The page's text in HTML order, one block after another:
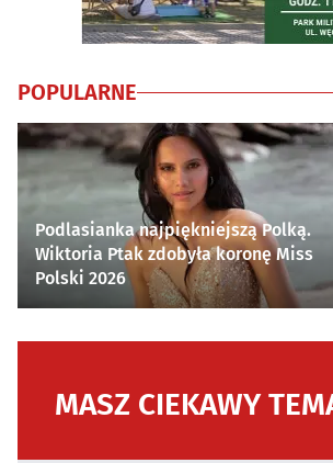
POPULARNE
Podlasianka najpiękniejszą Polką.
Wiktoria Ptak zdobyła koronę Miss
Polski 2026
MASZ CIEKAWY